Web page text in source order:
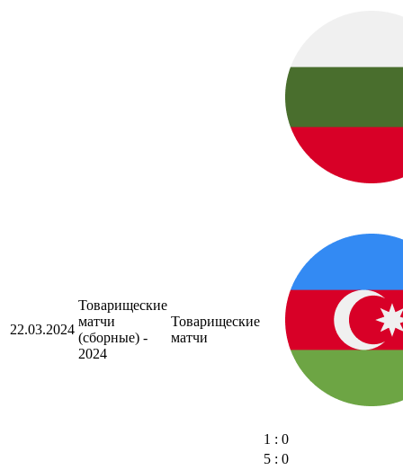
22.03.2024
Товарищеские
матчи
(сборные) -
2024
Товарищеские
матчи
1 : 0
5 : 0